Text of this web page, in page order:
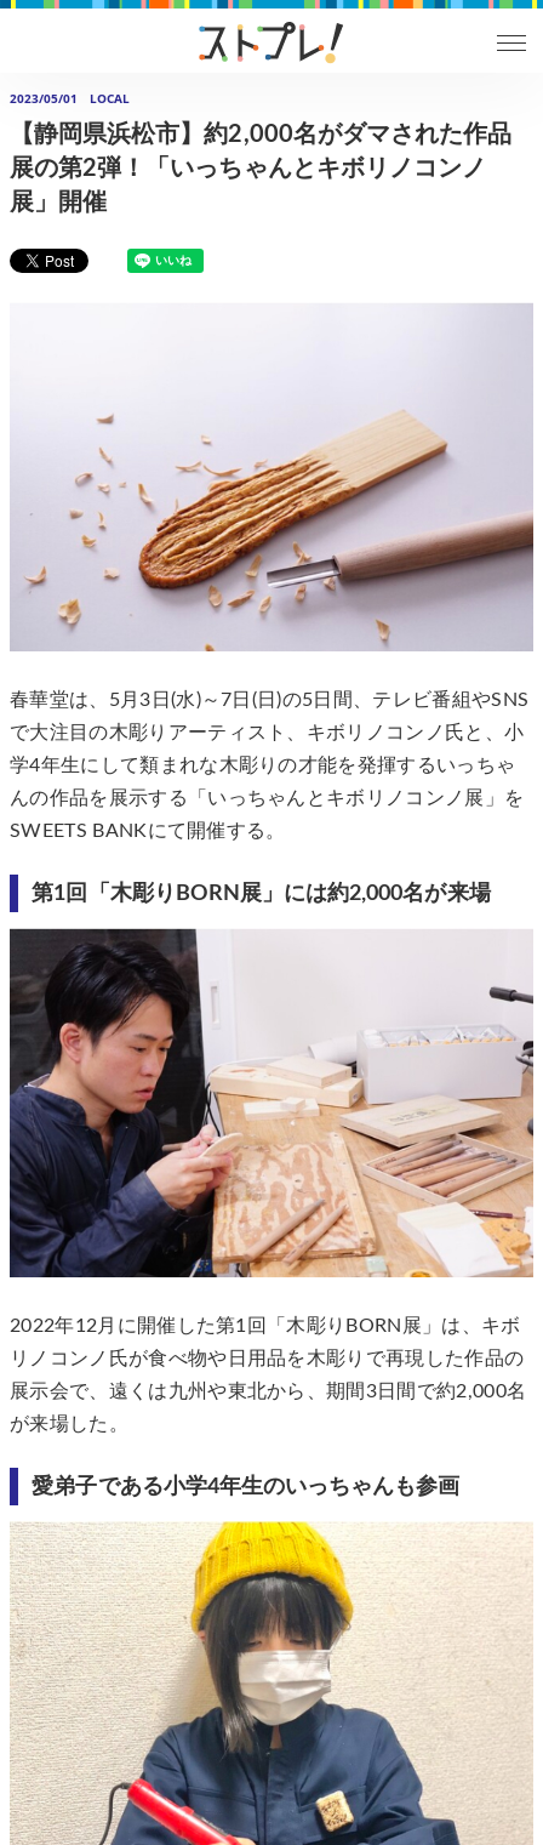
2023/05/01 LOCAL
【静岡県浜松市】約2,000名がダマされた作品
展の第2弾！「いっちゃんとキボリノコンノ
展」開催
春華堂は、5月3日(水)～7日(日)の5日間、テレビ番組やSNS
で大注目の木彫りアーティスト、キボリノコンノ氏と、小
学4年生にして類まれな木彫りの才能を発揮するいっちゃ
んの作品を展示する「いっちゃんとキボリノコンノ展」を
SWEETS BANKにて開催する。
第1回「木彫りBORN展」には約2,000名が来場
2022年12月に開催した第1回「木彫りBORN展」は、キボ
リノコンノ氏が食べ物や日用品を木彫りで再現した作品の
展示会で、遠くは九州や東北から、期間3日間で約2,000名
が来場した。
愛弟子である小学4年生のいっちゃんも参画